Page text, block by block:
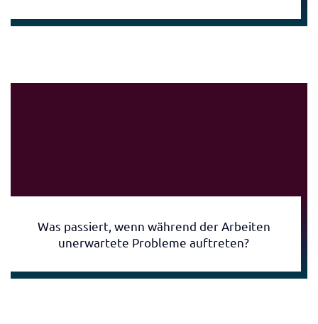
Was passiert, wenn während der Arbeiten
unerwartete Probleme auftreten?